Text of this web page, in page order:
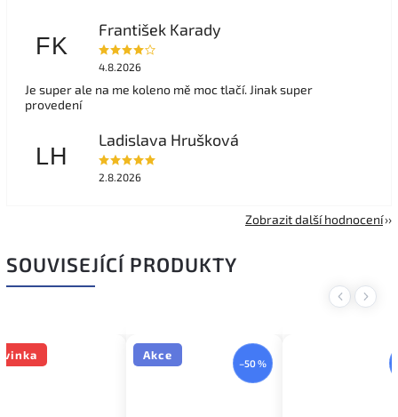
FK
František Karady
4.8.2026
Je super ale na me koleno mě moc tlačí. Jinak super
provedení
LH
Ladislava Hrušková
2.8.2026
Zobrazit další hodnocení
SOUVISEJÍCÍ PRODUKTY
Previous
Akce
–50 %
Next